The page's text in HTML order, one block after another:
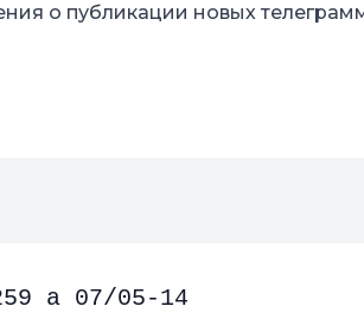
о публикации новых
а 07/05-14